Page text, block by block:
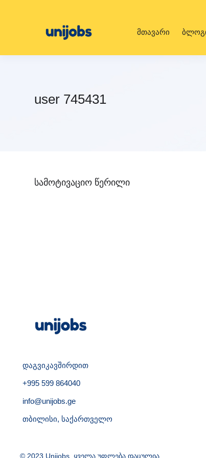
მთავარი
user 745431
სამოტივაციო წერილი
დაგვიკავშირდით
+995 599 864040
info@unijobs.ge
თბილისი, საქართველო
© 2023 Unijobs. ყველა უფლება დაცულია.